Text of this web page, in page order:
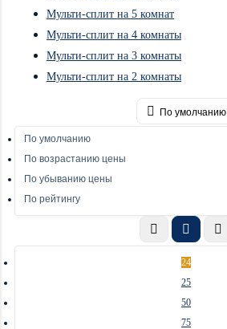
Мульти-сплит на 5 комнат
Мульти-сплит на 4 комнаты
Мульти-сплит на 3 комнаты
Мульти-сплит на 2 комнаты
По умолчанию
По умолчанию
По возрастанию цены
По убыванию цены
По рейтингу
24
25
50
75